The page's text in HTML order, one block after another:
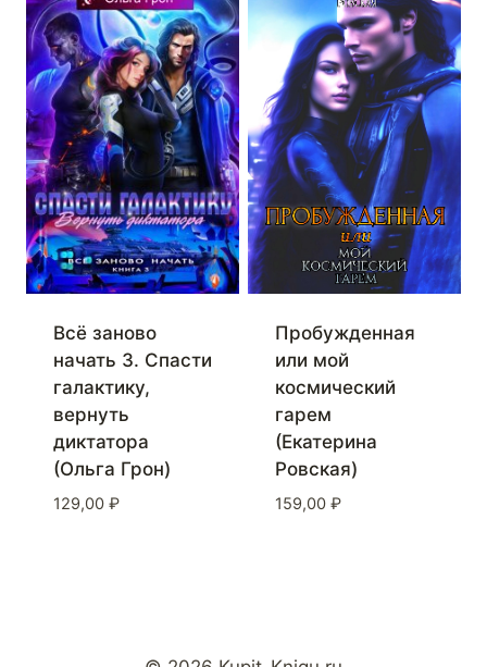
Всё заново
начать 3. Спасти
галактику,
вернуть
диктатора
(Ольга Грон)
129,00 ₽
Пробужденная
или мой
космический
гарем
(Екатерина
Ровская)
159,00 ₽